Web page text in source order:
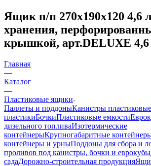
Ящик п/п 270х190х120 4,6
хранения,
крышкой, арт.DELUXE 4,6
Главная
—
Каталог
—
Пластиковые ящики
Паллеты и поддоныКанистры пластиковые
пластикиБочкиПластиковые емкости
дизельного топливаИзотермические
контейнерыКрупногабаритные
контейнеры и урныПоддоны для сбора и
проливов под канистры, бочки и еврокубы
садаДорожно-строительная продукция